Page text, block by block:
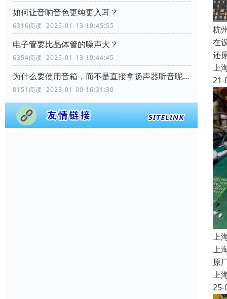
如何让音响音色更纯更入耳？
6316阅读 2025-01-13 19:45:55
电子管要比晶体管的噪声大？
6354阅读 2025-01-13 19:44:45
为什么要使用音箱，而不是直接拿扬声器听音呢？
8151阅读 2023-01-09 16:31:30
杭
在
还
上
21-
上
上
原
上
25-